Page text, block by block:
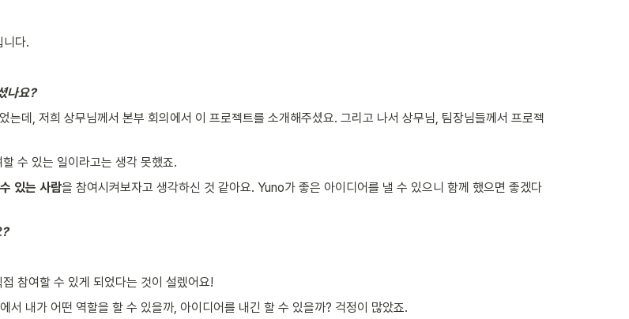
다.
나요?
데, 저희 상무님께서 본부 회의에서 이 프로젝트를 소개해주셨요. 그리고 나서 상무님, 팀장님들께서 프로젝
수 있는 일이라고는 생각 못했죠.
있는 사람을 참여시켜보자고 생각하신 것 같아요. Yuno가 좋은 아이디어를 낼 수 있으니 함께 했으면 좋겠다
?
참여할 수 있게 되었다는 것이 설렜어요!
내가 어떤 역할을 할 수 있을까, 아이디어를 내긴 할 수 있을까? 걱정이 많았죠.